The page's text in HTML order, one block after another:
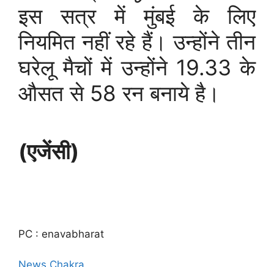
इस सत्र में मुंबई के लिए
नियमित नहीं रहे हैं। उन्होंने तीन
घरेलू मैचों में उन्होंने 19.33 के
औसत से 58 रन बनाये है।
(एजेंसी)
PC : enavabharat